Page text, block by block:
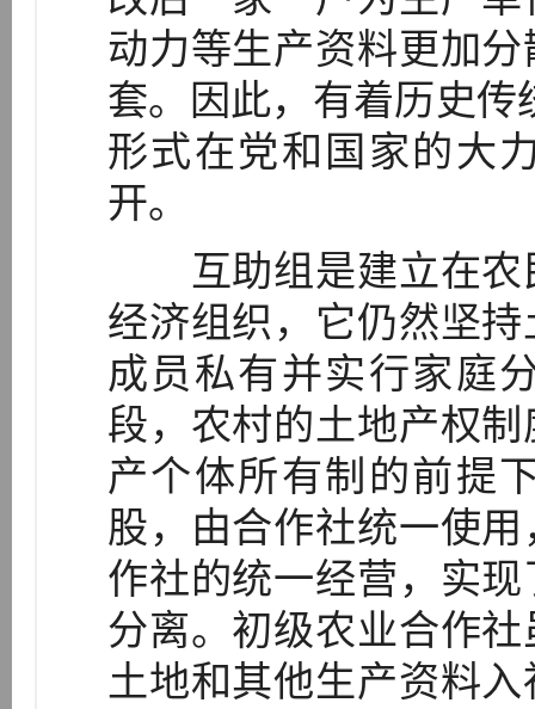
动力等生产资料更加
套。因此，有着历史传
形式在党和国家的大
开。
互助组是建立在农
经济组织，它仍然坚
成员私有并实行家庭
段，农村的土地产权
产个体所有制的前提
股，由合作社统一使
作社的统一经营，实
分离。初级农业合作
土地和其他生产资料